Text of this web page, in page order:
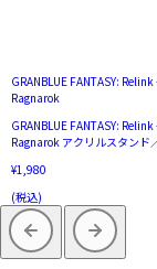
GRANBLUE FANTASY:
Ragnarok
GRANBLUE FANTASY:
Ragnarok アクリルスタンド
¥1,980
(税込)